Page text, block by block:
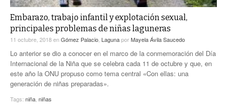
Embarazo, trabajo infantil y explotación sexual,
principales problemas de niñas laguneras
11 octubre, 2018enGómez Palacio LagunaporMayela Ávila Saucedo
Lo anterior se dio a conocer en el marco de la conmemoración del Día
Internacional de la Niña que se celebra cada 11 de octubre y que, en
este año la ONU propuso como tema central «Con ellas: una
generación de niñas preparadas».
Tags: niña niñas